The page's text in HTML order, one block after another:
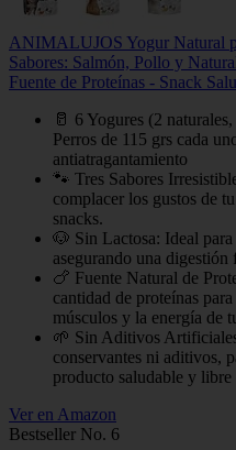
ANIMALUJOS Yogur Natural
Sabores: Salmón, Pollo y
Fuente de Proteínas - Snack
🥛 6 Yogures (2
Perros de 115 grs cada
antiatragantamiento
🐾 Tres Sabores
complacer los gustos de
snacks.
🐶 Sin Lactosa: Ideal
asegurando una
🍗 Fuente Natural de
cantidad de proteínas
músculos y la energía de
🌱 Sin Aditivos
conservantes ni aditivos,
producto saludable y libre
Ver en Amazon
Bestseller No. 6